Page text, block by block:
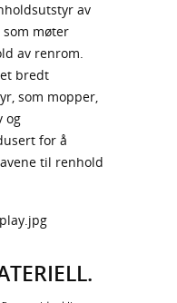
av
som møter
av renrom.
bredt
som mopper,
og
for å
til renhold